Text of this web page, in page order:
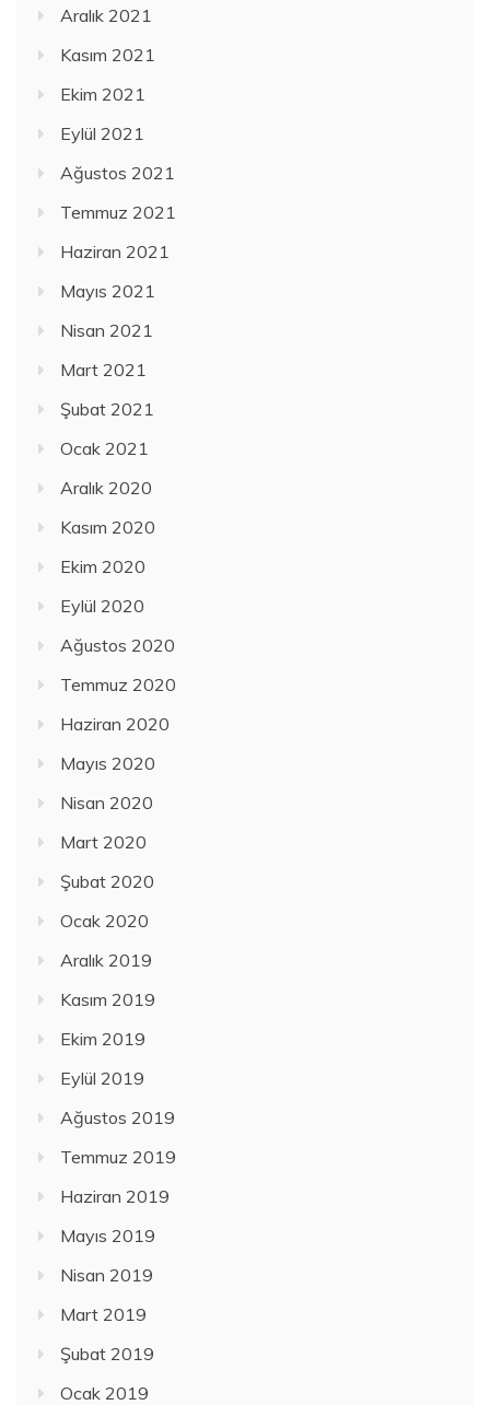
Aralık 2021
Kasım 2021
Ekim 2021
Eylül 2021
Ağustos 2021
Temmuz 2021
Haziran 2021
Mayıs 2021
Nisan 2021
Mart 2021
Şubat 2021
Ocak 2021
Aralık 2020
Kasım 2020
Ekim 2020
Eylül 2020
Ağustos 2020
Temmuz 2020
Haziran 2020
Mayıs 2020
Nisan 2020
Mart 2020
Şubat 2020
Ocak 2020
Aralık 2019
Kasım 2019
Ekim 2019
Eylül 2019
Ağustos 2019
Temmuz 2019
Haziran 2019
Mayıs 2019
Nisan 2019
Mart 2019
Şubat 2019
Ocak 2019